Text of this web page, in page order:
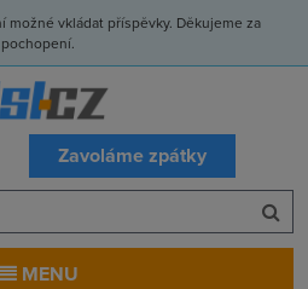
možné vkládat příspěvky. Děkujeme za
pochopení.
Zavoláme zpátky
MENU